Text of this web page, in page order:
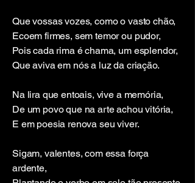
Que vossas vozes, como o vasto chão,
Ecoem firmes, sem temor ou pudor,
Pois cada rima é chama, um esplendor,
Que aviva em nós a luz da criação.
Na lira que entoais, vive a memória,
De um povo que na arte achou vitória,
E em poesia renova seu viver.
Sigam, valentes, com essa força
ardente,